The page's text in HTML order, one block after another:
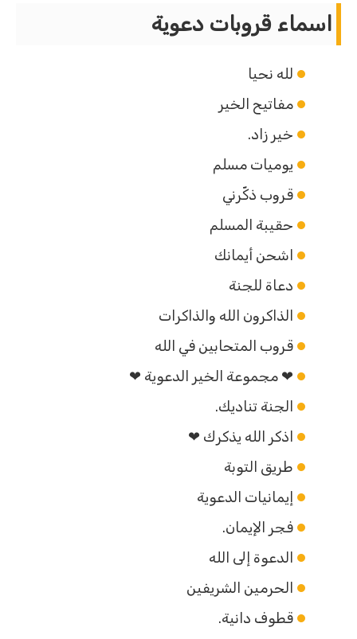
اسماء قروبات دعوية
لله نحيا
مفاتيح الخير
خير زاد.
يوميات مسلم
قروب ذكّرني
حقيبة المسلم
اشحن أيمانك
دعاة للجنة
الذاكرون الله والذاكرات
قروب المتحابين في الله
❤ مجموعة الخير الدعوية ❤
الجنة تناديك.
اذكر الله يذكرك ❤
طريق التوبة
إيمانيات الدعوية
فجر الإيمان.
الدعوة إلى الله
الحرمين الشريفين
قطوف دانية.